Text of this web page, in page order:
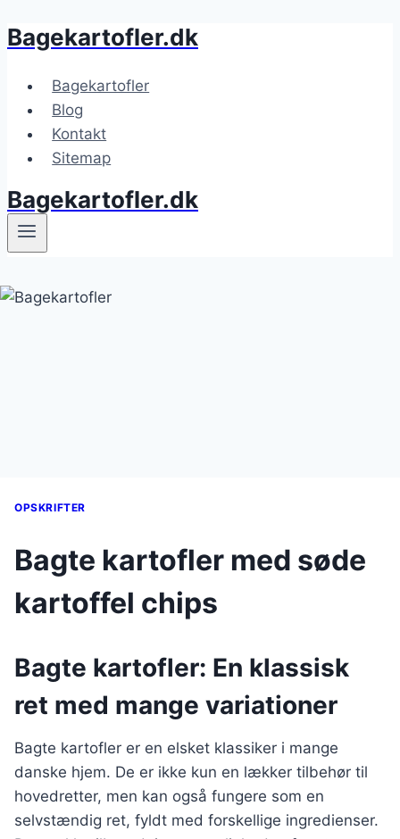
Fortsæt
indhold
Bagekartofler.dk
Bagekartofler
Blog
Kontakt
Sitemap
Bagekartofler.dk
OPSKRIFTER
Bagte kartofler med søde
kartoffel chips
Bagte kartofler: En klassisk
ret med mange variationer
Bagte kartofler er en elsket klassiker i mange
danske hjem. De er ikke kun en lækker tilbehør til
hovedretter, men kan også fungere som en
selvstændig ret, fyldt med forskellige ingredienser.